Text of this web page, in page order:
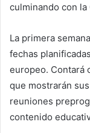
culminando con
La primera
fechas
europeo. Contará
que mostrarán
reuniones
contenido